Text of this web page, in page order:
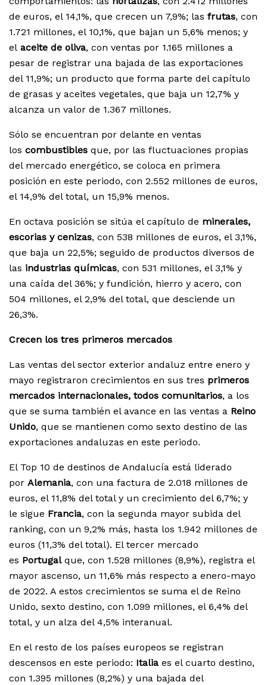
de euros, el 14,1%, que crecen un 7,9%; las frutas, con
1.721 millones, el 10,1%, que bajan un 5,6% menos; y
el aceite de oliva, con ventas por 1.165 millones a
pesar de registrar una bajada de las exportaciones
del 11,9%; un producto que forma parte del capítulo
de grasas y aceites vegetales, que baja un 12,7% y
alcanza un valor de 1.367 millones.
Sólo se encuentran por delante en ventas
los combustibles que, por las fluctuaciones propias
del mercado energético, se coloca en primera
posición en este periodo, con 2.552 millones de euros,
el 14,9% del total, un 15,9% menos.
En octava posición se sitúa el capítulo de minerales,
escorias y cenizas, con 538 millones de euros, el 3,1%,
que baja un 22,5%; seguido de productos diversos de
las industrias químicas, con 531 millones, el 3,1% y
una caída del 36%; y fundición, hierro y acero, con
504 millones, el 2,9% del total, que desciende un
26,3%.
Crecen los tres primeros mercados
Las ventas del sector exterior andaluz entre enero y
mayo registraron crecimientos en sus tres primeros
mercados internacionales, todos comunitarios, a los
que se suma también el avance en las ventas a Reino
Unido, que se mantienen como sexto destino de las
exportaciones andaluzas en este periodo.
El Top 10 de destinos de Andalucía está liderado
por Alemania, con una factura de 2.018 millones de
euros, el 11,8% del total y un crecimiento del 6,7%; y
le sigue Francia, con la segunda mayor subida del
ranking, con un 9,2% más, hasta los 1.942 millones de
euros (11,3% del total). El tercer mercado
es Portugalque, con 1.528 millones (8,9%), registra el
mayor ascenso, un 11,6% más respecto a enero-mayo
de 2022. A estos crecimientos se suma el de Reino
Unido, sexto destino, con 1.099 millones, el 6,4% del
total, y un alza del 4,5% interanual.
En el resto de los países europeos se registran
descensos en este periodo: Italia es el cuarto destino,
con 1.395 millones (8,2%) y una bajada del